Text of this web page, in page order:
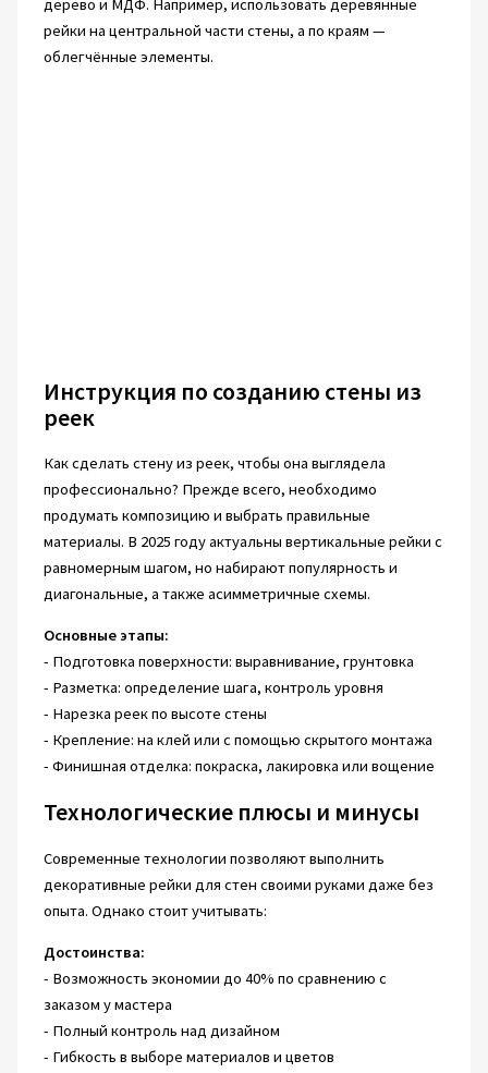
дерево и МДФ. Например, использовать деревянные
рейки на центральной части стены, а по краям —
облегчённые элементы.
Инструкция по созданию стены из
реек
Как сделать стену из реек, чтобы она выглядела
профессионально? Прежде всего, необходимо
продумать композицию и выбрать правильные
материалы. В 2025 году актуальны вертикальные рейки с
равномерным шагом, но набирают популярность и
диагональные, а также асимметричные схемы.
Основные этапы:
- Подготовка поверхности: выравнивание, грунтовка
- Разметка: определение шага, контроль уровня
- Нарезка реек по высоте стены
- Крепление: на клей или с помощью скрытого монтажа
- Финишная отделка: покраска, лакировка или вощение
Технологические плюсы и минусы
Современные технологии позволяют выполнить
декоративные рейки для стен своими руками даже без
опыта. Однако стоит учитывать:
Достоинства:
- Возможность экономии до 40% по сравнению с
заказом у мастера
- Полный контроль над дизайном
- Гибкость в выборе материалов и цветов